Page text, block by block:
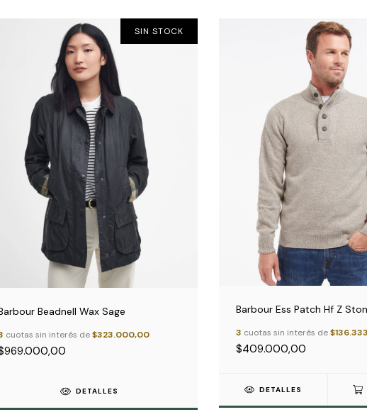
SIN STOCK
Beadnell Wax Sage
cuotas sin interés de$323.000,00
DETALLES
Barbour Ess Patch Hf Z
3 cuotas sin interés de
$409.000,00
DETALLES